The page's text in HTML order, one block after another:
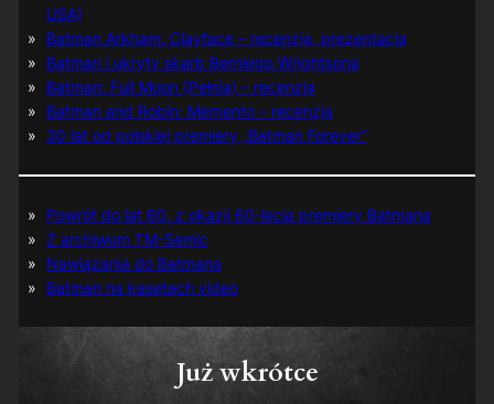
USA)
Batman Arkham: Clayface – recenzja, prezentacja
Batman i ukryty skarb Berniego Wrightsona
Batman: Full Moon (Pełnia) – recenzja
Batman and Robin: Memento – recenzja
30 lat od polskiej premiery „Batman Forever”
Powrót do lat 60. z okazji 60-lecia premiery Batmana
Z archiwum TM-Semic
Nawiązania do Batmana
Batman na kasetach video
Już wkrótce